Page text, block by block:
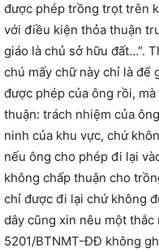
được phép trồng trọt trên
với điều kiện thỏa thuận
giáo là chủ sở hữu đất…”.
chú mấy chữ này chỉ là để
được phép của ông rồi,
thuận: trách nhiệm của
ninh của khu vực, chứ
nếu ông cho phép đi lại
không chấp thuận cho
chỉ được đi lại chứ không
dây cũng xin nêu một thắc
5201/BTNMT-ĐĐ không